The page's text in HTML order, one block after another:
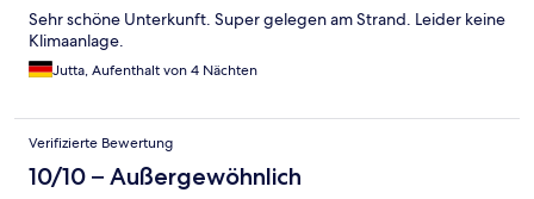
Sehr schöne Unterkunft. Super gelegen am Strand. Leider keine
Klimaanlage.
Jutta, Aufenthalt von 4 Nächten
Verifizierte Bewertung
10/10 – Außergewöhnlich